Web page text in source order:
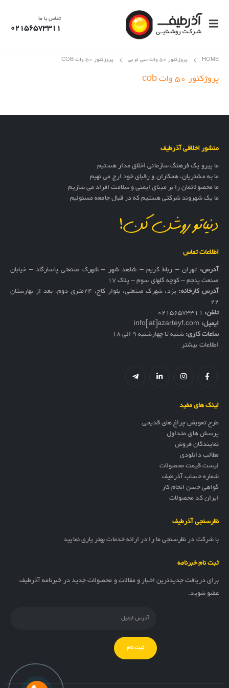
تماس با ما
02156573311
HOME پروژکتور 50 وات سی او بی پروژکتور ۵۰ وات COB
پروژکتور ۵۰ وات cob
منشور اخلاقی آذرطیف
ما پیرو یک فرهنگ سازمانی اخلاق مدار هستیم
ما به مشتریان، همکاران و رقبای خود ارج می نهیم
ما محصولاتمان را بر مبنای ایمنی و سلامت افراد می سازیم
ما یک شهروند شرکتی هستیم که در قبال جامعه مسئولیم
دنیاتو روشن کن!
اطلاعات تماس
آدرس: تهران – رباط کریم – شاهد شهر – شهرک صنعتی پاسارگاد – خیابان
صنعت پنجم – کوچه گلهای سوم – پلاک 17
آدرس کارخانه:
یزد، شهرک صنعتی، بلوار کاج، ۲۴متری دوم، بعد از بهارستان
۲۲
تلفن: 02156573311
ایمیل: info[at]azarteyf.com
ساعات کاری: شنبه تا چهارشنبه 9 الی 18
اطلاعات بیشتر
لینک های مفید
طرح تعویض چراغ های قدیمی
پرسش های متداول
نمایندگان فروش
مطالب دانلودی
لیست قیمت محصولات
شماره حساب آذرطیف
گواهی حسن انجام کار
ایران کد محصولات
نظرسنجی آذرطیف
با شرکت در نظرسنجی ما را در ارائه خدمات بهتر یاری نمایید
ثبت نام خبرنامه
برای دریافت جدیدترین اخبار و مقالات و محصولات جدید در خبرنامه آذرطیف
عضو شوید.